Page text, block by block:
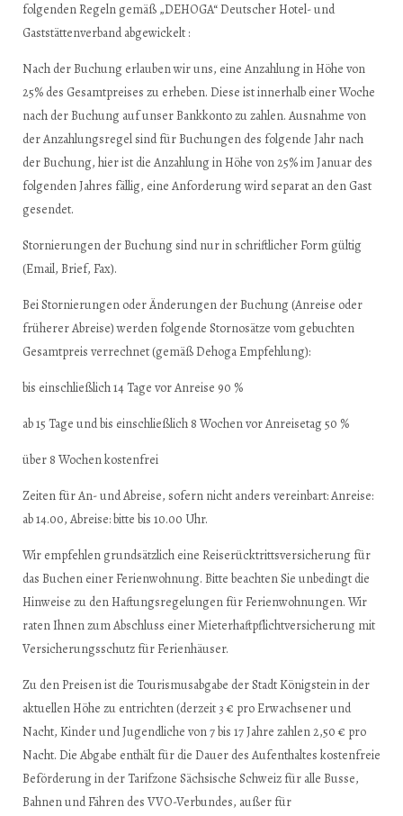
folgenden Regeln gemäß „DEHOGA“ Deutscher Hotel- und
Gaststättenverband abgewickelt :
Nach der Buchung erlauben wir uns, eine Anzahlung in Höhe von
25% des Gesamtpreises zu erheben. Diese ist innerhalb einer Woche
nach der Buchung auf unser Bankkonto zu zahlen. Ausnahme von
der Anzahlungsregel sind für Buchungen des folgende Jahr nach
der Buchung, hier ist die Anzahlung in Höhe von 25% im Januar des
folgenden Jahres fällig, eine Anforderung wird separat an den Gast
gesendet.
Stornierungen der Buchung sind nur in schriftlicher Form gültig
(Email, Brief, Fax).
Bei Stornierungen oder Änderungen der Buchung (Anreise oder
früherer Abreise) werden folgende Stornosätze vom gebuchten
Gesamtpreis verrechnet (gemäß Dehoga Empfehlung):
bis einschließlich 14 Tage vor Anreise 90 %
ab 15 Tage und bis einschließlich 8 Wochen vor Anreisetag 50 %
über 8 Wochen kostenfrei
Zeiten für An- und Abreise, sofern nicht anders vereinbart: Anreise:
ab 14.00, Abreise: bitte bis 10.00 Uhr.
Wir empfehlen grundsätzlich eine Reiserücktrittsversicherung für
das Buchen einer Ferienwohnung. Bitte beachten Sie unbedingt die
Hinweise zu den Haftungsregelungen für Ferienwohnungen. Wir
raten Ihnen zum Abschluss einer Mieterhaftpflichtversicherung mit
Versicherungsschutz für Ferienhäuser.
Zu den Preisen ist die Tourismusabgabe der Stadt Königstein in der
aktuellen Höhe zu entrichten (derzeit 3 € pro Erwachsener und
Nacht, Kinder und Jugendliche von 7 bis 17 Jahre zahlen 2,50 € pro
Nacht. Die Abgabe enthält für die Dauer des Aufenthaltes kostenfreie
Beförderung in der Tarifzone Sächsische Schweiz für alle Busse,
Bahnen und Fähren des VVO-Verbundes, außer für